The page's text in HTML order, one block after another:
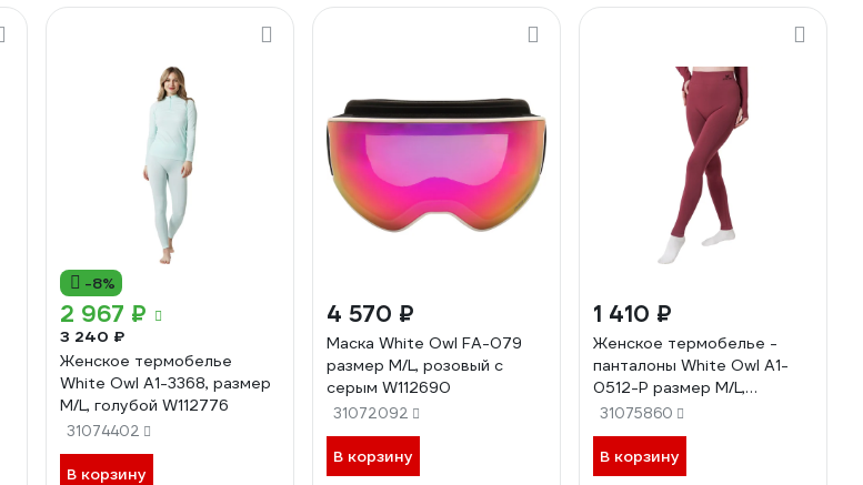
-8%
2 967 ₽
3 240 ₽
Женское термобелье
White Owl A1-3368, размер
M/L, голубой W112776
31074402
В корзину
4 570 ₽
Маска White Owl FA-079
размер M/L, розовый с
серым W112690
31072092
В корзину
1 410 ₽
Женское термобелье -
панталоны White Owl A1-
0512-P размер M/L,
красный W112767
31075860
В корзину